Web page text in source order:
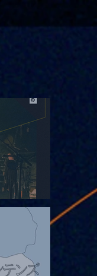
月見ル君想フ編